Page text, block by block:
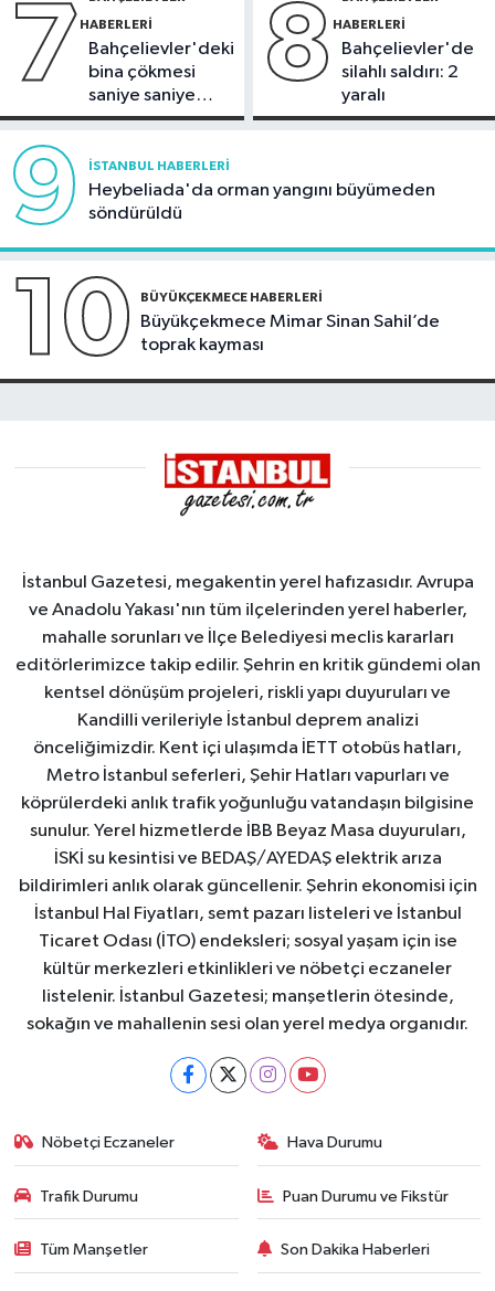
7 HABERLERI
Bahçelievler'deki
bina çökmesi
saniye saniye
görüntülendi
8 HABERLERI
Bahçelievler'de
silahlı saldırı: 2
yaralı
9 İSTANBUL HABERLERI
Heybeliada'da orman yangını büyümeden
söndürüldü
10 BÜYÜKÇEKMECE HABERLERI
Büyükçekmece Mimar Sinan Sahil’de
toprak kayması
İstanbul Gazetesi, megakentin yerel hafızasıdır. Avrupa
ve Anadolu Yakası'nın tüm ilçelerinden yerel haberler,
mahalle sorunları ve İlçe Belediyesi meclis kararları
editörlerimizce takip edilir. Şehrin en kritik gündemi olan
kentsel dönüşüm projeleri, riskli yapı duyuruları ve
Kandilli verileriyle İstanbul deprem analizi
önceliğimizdir. Kent içi ulaşımda İETT otobüs hatları,
Metro İstanbul seferleri, Şehir Hatları vapurları ve
köprülerdeki anlık trafik yoğunluğu vatandaşın bilgisine
sunulur. Yerel hizmetlerde İBB Beyaz Masa duyuruları,
İSKİ su kesintisi ve BEDAŞ/AYEDAŞ elektrik arıza
bildirimleri anlık olarak güncellenir. Şehrin ekonomisi için
İstanbul Hal Fiyatları, semt pazarı listeleri ve İstanbul
Ticaret Odası (İTO) endeksleri; sosyal yaşam için ise
kültür merkezleri etkinlikleri ve nöbetçi eczaneler
listelenir. İstanbul Gazetesi; manşetlerin ötesinde,
sokağın ve mahallenin sesi olan yerel medya organıdır.
Nöbetçi Eczaneler Hava Durumu
Trafik Durumu Puan Durumu ve Fikstür
Tüm Manşetler Son Dakika Haberleri